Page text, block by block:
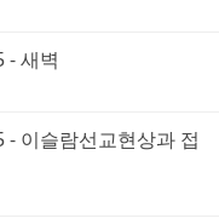
- 새벽
이슬람선교현상과 접